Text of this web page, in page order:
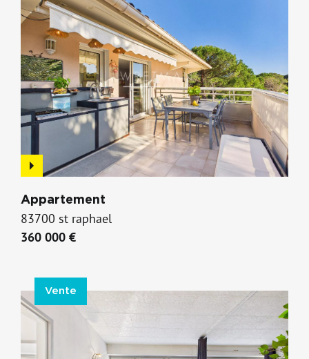
Appartement
83700 st raphael
360 000 €
Vente